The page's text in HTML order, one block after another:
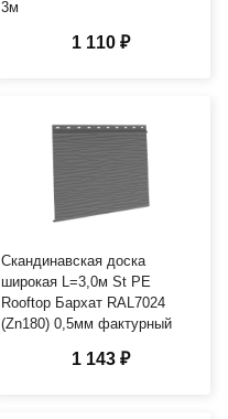
3м
1 110 ₽
Скандинавская доска
широкая L=3,0м St PE
Rooftop Бархат RAL7024
(Zn180) 0,5мм фактурный
1 143 ₽